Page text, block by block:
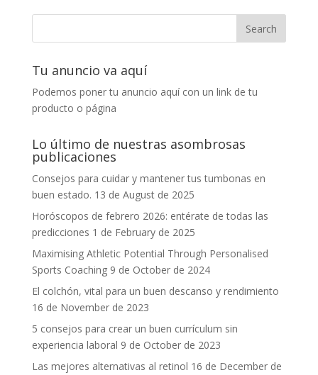
Tu anuncio va aquí
Podemos poner tu anuncio aquí con un link de tu
producto o página
Lo último de nuestras asombrosas
publicaciones
Consejos para cuidar y mantener tus tumbonas en
buen estado. 13 de August de 2025
Horóscopos de febrero 2026: entérate de todas las
predicciones 1 de February de 2025
Maximising Athletic Potential Through Personalised
Sports Coaching 9 de October de 2024
El colchón, vital para un buen descanso y rendimiento
16 de November de 2023
5 consejos para crear un buen currículum sin
experiencia laboral 9 de October de 2023
Las mejores alternativas al retinol 16 de December de